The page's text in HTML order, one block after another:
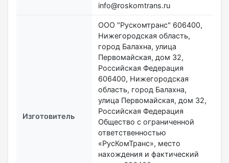
info@roskomtrans.ru
Изготовитель
ООО "Рускомтранс" 606400,
Нижегородская область,
город Балахна, улица
Первомайская, дом 32,
Российская Федерация
606400, Нижегородская
область, город Балахна,
улица Первомайская, дом 32,
Российская Федерация
Общество с ограниченной
ответственностью
«РусКомТранс», место
нахождения и фактический